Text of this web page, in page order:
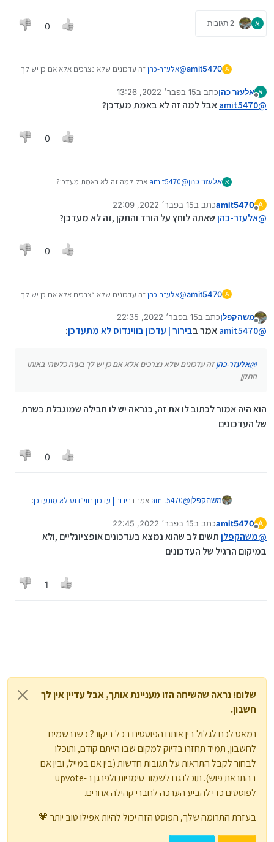
א 2 תגובות 0
A
amit5470
@אלעזר-כהןזה עדכונים שלא נצרכים אלא אם כן יש לך
א
מנותק
אלעזר כהןכתב ב15 בפבר׳ 2022, 13:26
נערך לאחרונה על ידי
@
amit5470אבל למה זה לא באמת מעדכן?
0
א אלעזר כהן@
amit5470 אבל למה זה לא באמת מעדכן?
A
מנותק
amit5470כתב ב15 בפבר׳ 2022, 22:09
נערך לאחרונה על ידי
@אלעזר-כהןשאתה לוחץ על הורד והתקן ,זה לא מעדכן?
0
A
amit5470
@אלעזר-כהןזה עדכונים שלא נצרכים אלא אם כן יש לך
מנותק
משהקפלןכתב ב15 בפבר׳ 2022, 22:35
נערך לאחרונה על ידי
@
amit5470אמר בבירור | עדכון בווינדוס לא מתעדכן:
@אלעזר-כהןזה עדכונים שלא נצרכים אלא אם כן יש לך בעיה כלשהי באותו
התקן
הוא היה אמור לכתוב לו את זה, כנראה יש לו חבילה שמוגבלת בשרת
של העדכונים
0
משהקפלן@
amit5470 אמר בבירור | עדכון בווינדוס לא מתעדכן:
@אלעזר-כהן זה עדכונים שלא נצרכים אלא אם כן
הוא היה אמור לכתוב לו את זה, כנראה יש לו חבילה
A
amit5470כתב ב15 בפבר׳ 2022, 22:45
נערך לאחרונה על ידי
@משהקפלןתשים לב שהוא נמצא בעדכונים אופציונליים ,ולא
במיקום הרגיל של העדכונים
1
שלום! נראה שהשיחה הזו מעניינת אותך, אבל עדיין אין לך
חשבון.
נמאס לכם לגלול בין אותם הפוסטים בכל ביקור? כשנרשמים
לחשבון, תמיד תחזרו בדיוק למקום שבו הייתם קודם, ותוכלו
לבחור לקבל התראות על תגובות חדשות (בין אם במייל, ובין אם
בהתראת פוש). תוכלו גם לשמור סימניות ולפרגן ב-upvote
לפוסטים כדי להביע הערכה לחברי קהילה אחרים.
בעזרת התרומה שלך, הפוסט הזה יכול להיות אפילו טוב יותר 💗